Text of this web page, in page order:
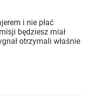
i nie płać
będziesz miał
otrzymali właśnie